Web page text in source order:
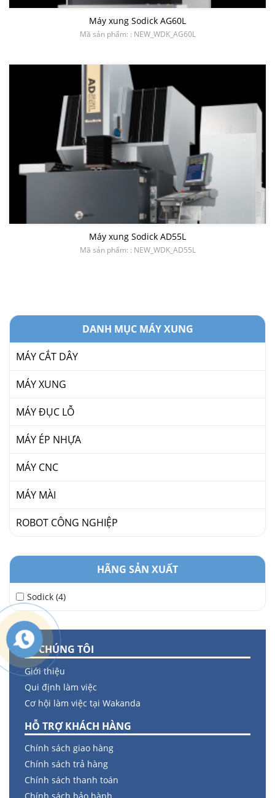
DANH MỤC MÁY XUNG
MÁY CẮT DÂY
MÁY XUNG
MÁY ĐỤC LỖ
MÁY ÉP NHỰA
MÁY CNC
MÁY MÀI
ROBOT CÔNG NGHIỆP
HÃNG SẢN XUẤT
Sodick (4)
Máy xung Sodick AG60L
Mã sản phẩm: : NEW_WDK_AG60L
Máy xung Sodick AD55L
Mã sản phẩm: : NEW_WDK_AD55L
VỀ CHÚNG TÔI
Giới thiệu
Qui định làm việc
Cơ hội làm việc tại Wakanda
HỖ TRỢ KHÁCH HÀNG
Chính sách giao hàng
Chính sách trả hàng
Chính sách thanh toán